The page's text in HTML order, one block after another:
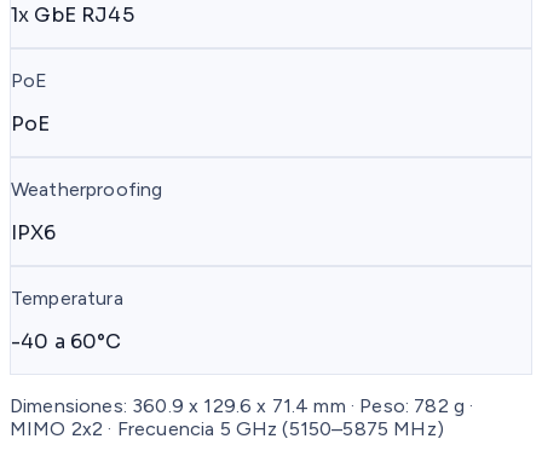
1x GbE RJ45
PoE
PoE
Weatherproofing
IPX6
Temperatura
-40 a 60°C
Dimensiones: 360.9 x 129.6 x 71.4 mm · Peso: 782 g ·
MIMO 2x2 · Frecuencia 5 GHz (5150–5875 MHz)